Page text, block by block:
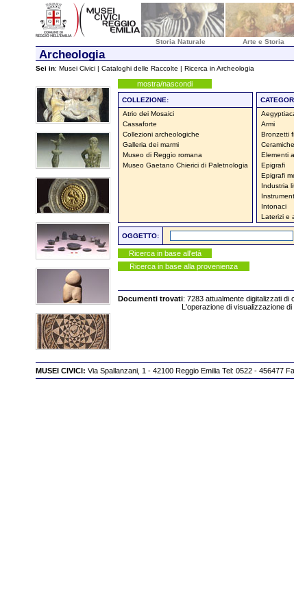
Storia Naturale Arte e Storia
Archeologia
Sei in: Musei Civici | Cataloghi delle Raccolte | Ricerca in Archeologia
mostra/nascondi
COLLEZIONE:
Atrio dei Mosaici
Cassaforte
Collezioni archeologiche
Galleria dei marmi
Museo di Reggio romana
Museo Gaetano Chierici di Paletnologia
Armi
Bronzetti
Ceramiche
Elementi
Epigrafi
Epigrafi
Industria
Intonaci
Laterizi e
OGGETTO:
Ricerca in base all'età
Ricerca in base alla provenienza
Documenti trovati: 7283 attualmente digitalizzati di
L'operazione di visualizzazione di tutti i
MUSEI CIVICI: Via Spallanzani, 1 - 42100 Reggio Emilia Tel: 0522 - 456477